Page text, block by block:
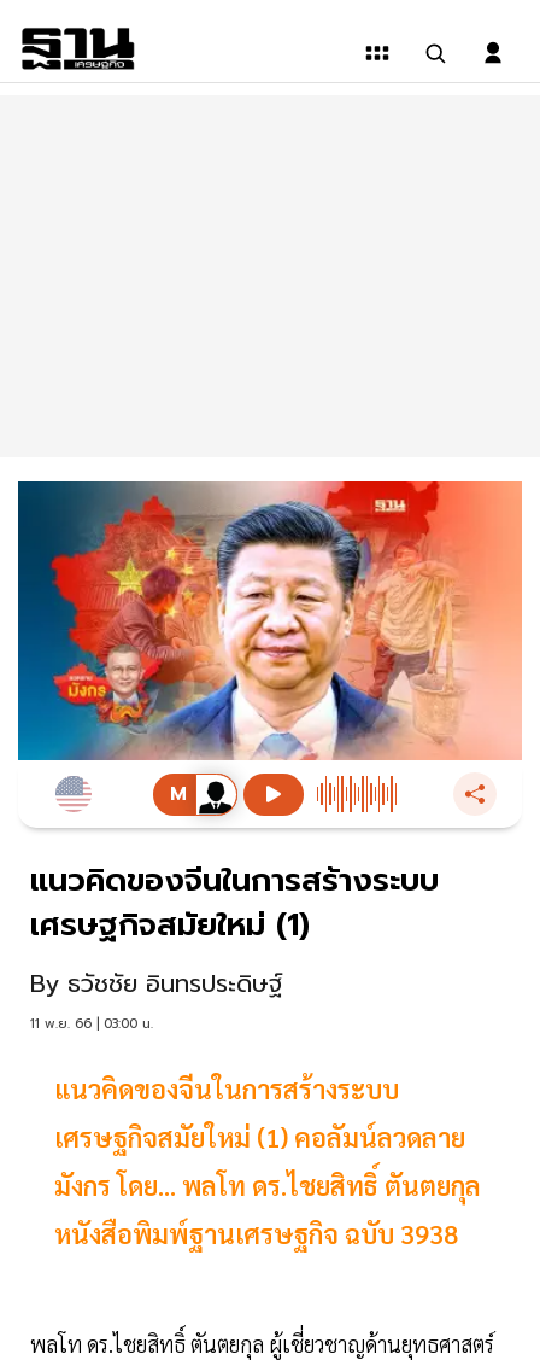
แนวคิดของจีนในการสร้างระบบ
เศรษฐกิจสมัยใหม่ (1)
By ธวัชชัย อินทรประดิษฐ์
11 พ.ย. 66 | 03:00 น.
แนวคิดของจีนในการสร้างระบบ
เศรษฐกิจสมัยใหม่ (1) คอลัมน์ลวดลาย
มังกร โดย... พลโท ดร.ไชยสิทธิ์ ตันตยกุล
หนังสือพิมพ์ฐานเศรษฐกิจ ฉบับ 3938
พลโท ดร.ไชยสิทธิ์ ตันตยกุล ผู้เชี่ยวชาญด้านยุทธศาสตร์